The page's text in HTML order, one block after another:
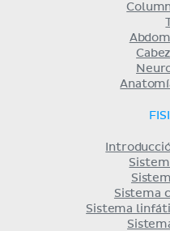
Sistema
Sistema